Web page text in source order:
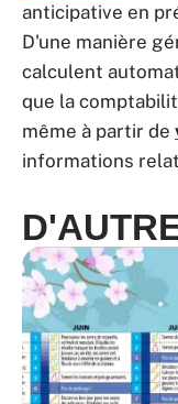
anticipative en
D'une manière
calculent
que la
même à partir de
informations